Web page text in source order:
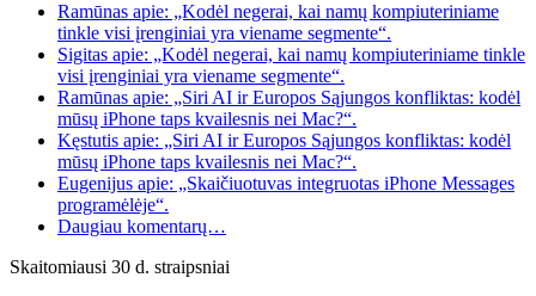
Ramūnas apie: „Kodėl negerai, kai namų kompiuteriniame
tinkle visi įrenginiai yra viename segmente“.
Sigitas apie: „Kodėl negerai, kai namų kompiuteriniame tinkle
visi įrenginiai yra viename segmente“.
Ramūnas apie: „Siri AI ir Europos Sąjungos konfliktas: kodėl
mūsų iPhone taps kvailesnis nei Mac?“.
Kęstutis apie: „Siri AI ir Europos Sąjungos konfliktas: kodėl
mūsų iPhone taps kvailesnis nei Mac?“.
Eugenijus apie: „Skaičiuotuvas integruotas iPhone Messages
programėlėje“.
Daugiau komentarų…
Skaitomiausi 30 d. straipsniai